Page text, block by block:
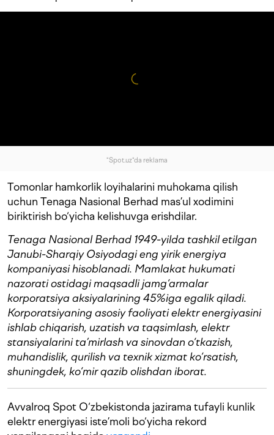
"Spot.uz"da reklama
Tomonlar hamkorlik loyihalarini muhokama qilish
uchun Tenaga Nasional Berhad mas’ul xodimini
biriktirish bo‘yicha kelishuvga erishdilar.
Tenaga Nasional Berhad 1949-yilda tashkil etilgan
Janubi-Sharqiy Osiyodagi eng yirik energiya
kompaniyasi hisoblanadi. Mamlakat hukumati
nazorati ostidagi maqsadli jamg‘armalar
korporatsiya aksiyalarining 45%iga egalik qiladi.
Korporatsiyaning asosiy faoliyati elektr energiyasini
ishlab chiqarish, uzatish va taqsimlash, elektr
stansiyalarini ta’mirlash va sinovdan o‘tkazish,
muhandislik, qurilish va texnik xizmat ko‘rsatish,
shuningdek, ko‘mir qazib olishdan iborat.
Avvalroq Spot O‘zbekistonda jazirama tufayli kunlik
elektr energiyasi iste’moli bo‘yicha rekord